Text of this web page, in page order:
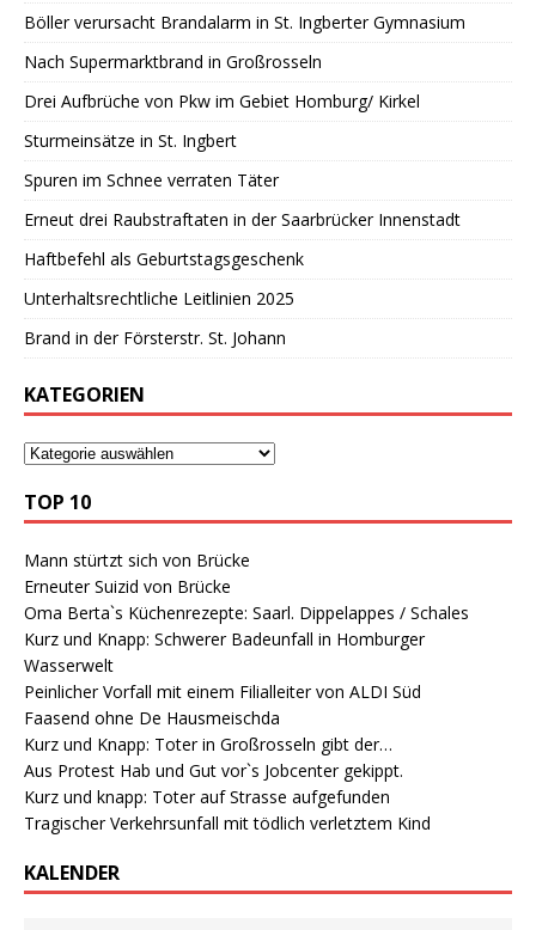
Böller verursacht Brandalarm in St. Ingberter Gymnasium
Nach Supermarktbrand in Großrosseln
Drei Aufbrüche von Pkw im Gebiet Homburg/ Kirkel
Sturmeinsätze in St. Ingbert
Spuren im Schnee verraten Täter
Erneut drei Raubstraftaten in der Saarbrücker Innenstadt
Haftbefehl als Geburtstagsgeschenk
Unterhaltsrechtliche Leitlinien 2025
Brand in der Försterstr. St. Johann
KATEGORIEN
TOP 10
Mann stürtzt sich von Brücke
Erneuter Suizid von Brücke
Oma Berta`s Küchenrezepte: Saarl. Dippelappes / Schales
Kurz und Knapp: Schwerer Badeunfall in Homburger
Wasserwelt
Peinlicher Vorfall mit einem Filialleiter von ALDI Süd
Faasend ohne De Hausmeischda
Kurz und Knapp: Toter in Großrosseln gibt der…
Aus Protest Hab und Gut vor`s Jobcenter gekippt.
Kurz und knapp: Toter auf Strasse aufgefunden
Tragischer Verkehrsunfall mit tödlich verletztem Kind
KALENDER